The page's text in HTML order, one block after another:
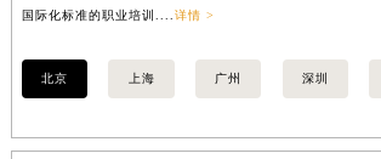
国际化标准的职业培训....详情 >
北京 上海 广州 深圳